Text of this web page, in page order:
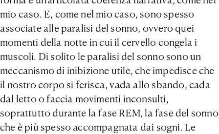
mio caso. E, come nel mio caso, sono spesso
associate alle paralisi del sonno, ovvero quei
momenti della notte in cui il cervello congela i
muscoli. Di solito le paralisi del sonno sono un
meccanismo di inibizione utile, che impedisce che
il nostro corpo si ferisca, vada allo sbando, cada
dal letto o faccia movimenti inconsulti,
soprattutto durante la fase REM, la fase del sonno
che è più spesso accompagnata dai sogni. Le